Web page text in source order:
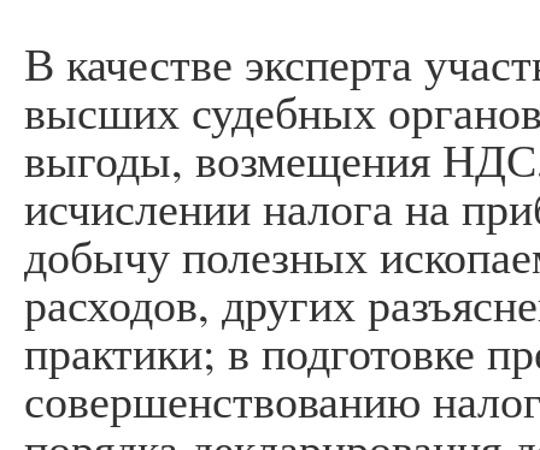
В качестве эксперта
высших судебных
выгоды, возмещения
исчислении налога на
добычу полезных
расходов, других
практики; в подготовке
совершенствованию